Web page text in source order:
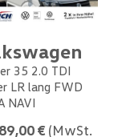
35 2.0 TDI
LR lang FWD
NAVI
€ (MwSt.